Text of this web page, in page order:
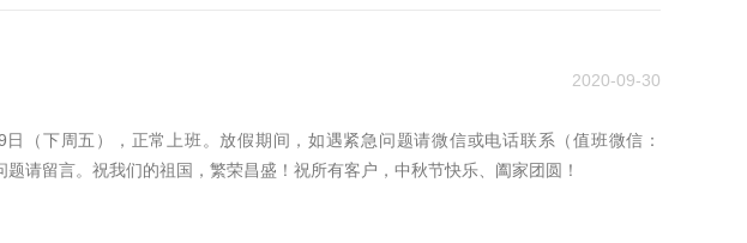
2020-09-30
（下周五），正常上班。放假期间，如遇紧急问题请微信或电话联系（值班微信：
请留言。祝我们的祖国，繁荣昌盛！祝所有客户，中秋节快乐、阖家团圆！